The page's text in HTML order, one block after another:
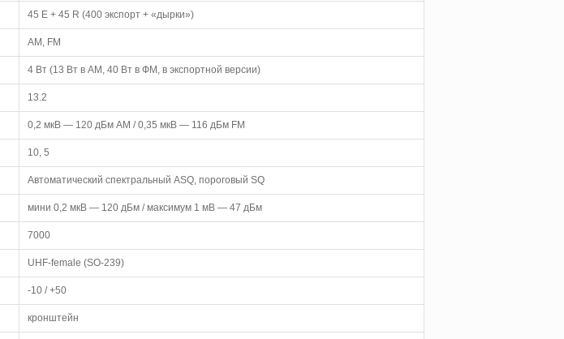
45 E + 45 R (400 экспорт + «дырки»)
AM, FM
4 Вт (13 Вт в АМ, 40 Вт в ФМ, в экспортной версии)
13.2
0,2 мкВ — 120 дБм AM / 0,35 мкВ — 116 дБм FM
10, 5
Автоматический спектральный ASQ, пороговый SQ
мини 0,2 мкВ — 120 дБм / максимум 1 мВ — 47 дБм
7000
UHF-female (SO-239)
-10 / +50
кронштейн